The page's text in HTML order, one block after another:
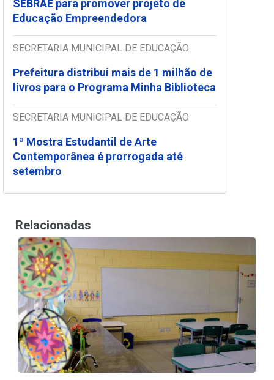
SEBRAE para promover projeto de
Educação Empreendedora
SECRETARIA MUNICIPAL DE EDUCAÇÃO
Prefeitura distribui mais de 1 milhão de
livros para o Programa Minha Biblioteca
SECRETARIA MUNICIPAL DE EDUCAÇÃO
1ª Mostra Estudantil de Arte
Contemporânea é prorrogada até
setembro
Relacionadas